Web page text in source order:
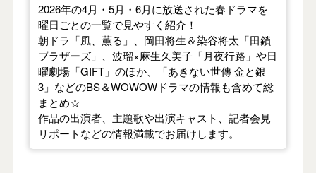
2026年の4月・5月・6月に放送された春ドラマを
曜日ごとの一覧で見やすく紹介！
朝ドラ「風、薫る」、岡田将生＆染谷将太「田鎖
ブラザーズ」、波瑠×麻生久美子「月夜行路」や日
曜劇場「GIFT」のほか、「あきない世傳 金と銀
3」などのBS＆WOWOWドラマの情報も含めて総
まとめ☆
作品の出演者、主題歌や出演キャスト、記者会見
リポートなどの情報満載でお届けします。